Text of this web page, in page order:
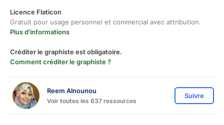
Licence Flaticon
Gratuit pour usage personnel et commercial avec attribution.
Plus d'informations
Créditer le graphiste est obligatoire.
Comment créditer le graphiste ?
Reem Alnounou
Voir toutes les 637 ressources
Suivre